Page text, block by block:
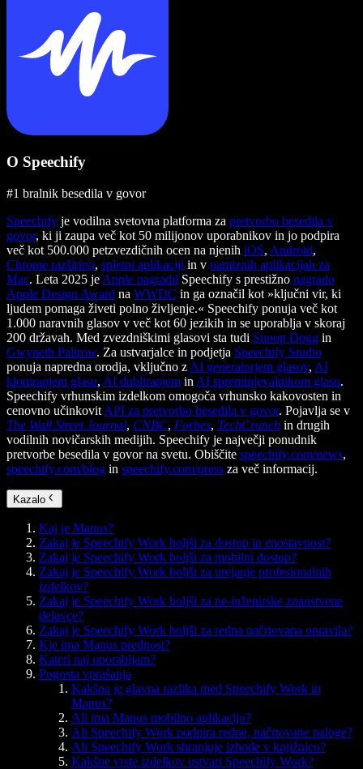
O Speechify
#1 bralnik besedila v govor
Speechify je vodilna svetovna platforma za pretvorbo besedila v
govor, ki ji zaupa več kot 50 milijonov uporabnikov in jo podpira
več kot 500.000 petzvezdičnih ocen na njenih iOS, Android,
Chrome razširitvi, spletni aplikaciji in v namiznih aplikacijah za
Mac. Leta 2025 je Apple nagradil Speechify s prestižno nagrado
Apple Design Award na WWDC in ga označil kot »ključni vir, ki
ljudem pomaga živeti polno življenje.« Speechify ponuja več kot
1.000 naravnih glasov v več kot 60 jezikih in se uporablja v skoraj
200 državah. Med zvezdniškimi glasovi sta tudi Snoop Dogg in
Gwyneth Paltrow. Za ustvarjalce in podjetja Speechify Studio
ponuja napredna orodja, vključno z AI generatorjem glasov, AI
kloniranjem glasu, AI dubliranjem in AI spreminjevalnikom glasu.
Speechify vrhunskim izdelkom omogoča vrhunsko kakovosten in
cenovno učinkovit API za pretvorbo besedila v govor. Pojavlja se v
The Wall Street Journal, CNBC, Forbes, TechCrunch in drugih
vodilnih novičarskih medijih. Speechify je največji ponudnik
pretvorbe besedila v govor na svetu. Obiščite speechify.com/news,
speechify.com/blog in speechify.com/press za več informacij.
Kazalo
Kaj je Manus?
Zakaj je Speechify Work boljši za dostop in enostavnost?
Zakaj je Speechify Work boljši za mobilni dostop?
Zakaj je Speechify Work boljši za urejanje profesionalnih
izdelkov?
Zakaj je Speechify Work boljši za ne-inženirske znanstvene
delavce?
Zakaj je Speechify Work boljši za redna načrtovana opravila?
Kje ima Manus prednost?
Kateri naj uporabljam?
Pogosta vprašanja
Kakšna je glavna razlika med Speechify Work in
Manus?
Ali ima Manus mobilno aplikacijo?
Ali Speechify Work podpira redne, načrtovane naloge?
Ali Speechify Work shranjuje izhode v knjižnico?
Kakšne vrste izdelkov ustvari Speechify Work?